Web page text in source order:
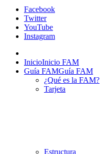
Facebook
Twitter
YouTube
Instagram
InicioInicio FAM
Guía FAMGuía FAM
¿Qué es la FAM?
Tarjeta
Estructura